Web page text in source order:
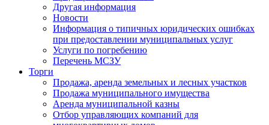
Другая информация
Новости
Информация о типичных юридических ошибках
при предоставлении муниципальных услуг
Услуги по погребению
Перечень МСЗУ
Торги
Продажа, аренда земельных и лесных участков
Продажа муниципального имущества
Аренда муниципальной казны
Отбор управляющих компаний для